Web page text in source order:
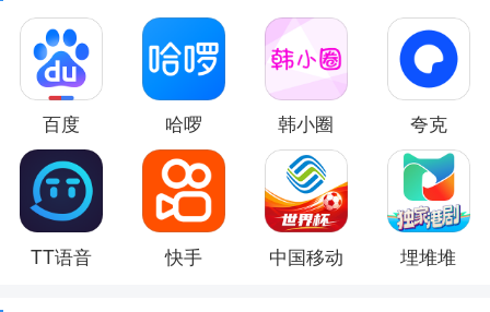
百度 哈啰 韩小圈 夸克
TT语音 快手 中国移动 埋堆堆